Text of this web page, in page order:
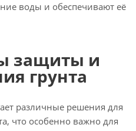
воды и обеспечивают её
защиты и
грунта
различные решения для
что особенно важно для